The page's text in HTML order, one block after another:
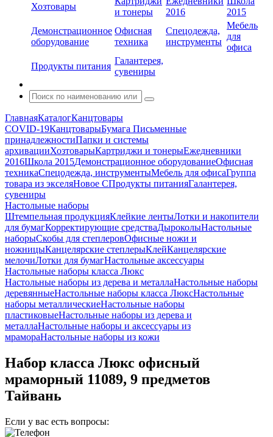
Хозтовары
и тонеры
2016
2015
Демонстрационное
оборудование
Офисная
техника
Спецодежда,
инструменты
Мебель
для
офиса
Продукты питания
Галантерея,
сувениры
ГлавнаяКаталогКанцтовары
COVID-19КанцтоварыБумага Письменные
принадлежностиПапки и системы
архивацииХозтоварыКартриджи и тонерыЕжедневники
2016Школа 2015Демонстрационное оборудованиеОфисная
техникаСпецодежда, инструментыМебель для офисаГруппа
товара из экселяНовое СПродукты питанияГалантерея,
сувениры
Настольные наборы
Штемпельная продукцияКлейкие лентыЛотки и накопители
для бумагКорректирующие средстваДыроколыНастольные
наборыСкобы для степлеровОфисные ножи и
ножницыКанцелярские степлерыКлейКанцелярские
мелочиЛотки для бумагНастольные аксессуары
Настольные наборы класса Люкс
Настольные наборы из дерева и металлаНастольные наборы
деревянныеНастольные наборы класса ЛюксНастольные
наборы металлическиеНастольные наборы
пластиковыеНастольные наборы из дерева и
металлаНастольные наборы и аксессуары из
мрамораНастольные наборы из кожи
Набор класса Люкс офисный
мраморный 11089, 9 предметов
Тайвань
Если у вас есть вопросы: